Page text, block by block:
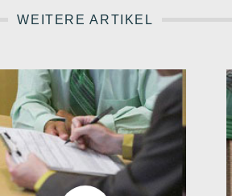
WEITERE ARTIKEL